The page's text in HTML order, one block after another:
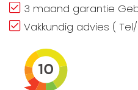
3 maand garantie
Vakkundig advies (